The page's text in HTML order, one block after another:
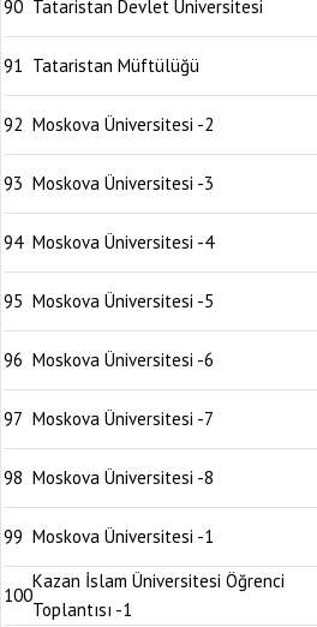
90 Tataristan Devlet Üniversitesi
91 Tataristan Müftülüğü
92 Moskova Üniversitesi -2
93 Moskova Üniversitesi -3
94 Moskova Üniversitesi -4
95 Moskova Üniversitesi -5
96 Moskova Üniversitesi -6
97 Moskova Üniversitesi -7
98 Moskova Üniversitesi -8
99 Moskova Üniversitesi -1
100
Kazan İslam Üniversitesi Öğrenci
Toplantısı -1